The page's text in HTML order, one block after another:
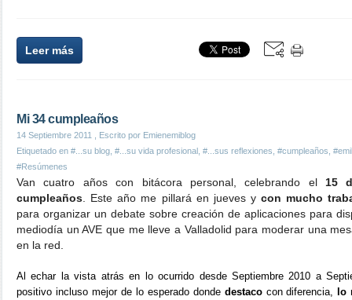
Leer más
Mi 34 cumpleaños
14 Septiembre 2011
, Escrito por Emienemiblog
Etiquetado en #...su blog #...su vida profesional #...sus reflexiones #cumpleaños
#Resúmenes
Van cuatro años con bitácora personal, celebrando el 15
cumpleaños . Este año me pillará en jueves ycon mucho
para organizar un debate sobre creación de aplicaciones para
mediodía un AVE que me lleve a Valladolid para moderar una
en la red.
Al echar la vista atrás en lo ocurrido desde Septiembre 2010 a
positivo incluso mejor de lo esperado donde destacocon diferencia, lo